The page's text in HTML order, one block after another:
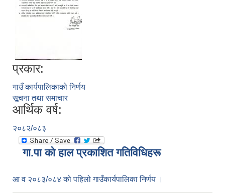
प्रकार:
गाउँ कार्यपालिकाको निर्णय
सूचना तथा समाचार
आर्थिक वर्ष:
२०८२/०८३
गा.पा काे हाल प्रकाशित गतिविधिहरू
आ व २०८३/०८४ को पहिलो गाउँकार्यपालिका निर्णय ।